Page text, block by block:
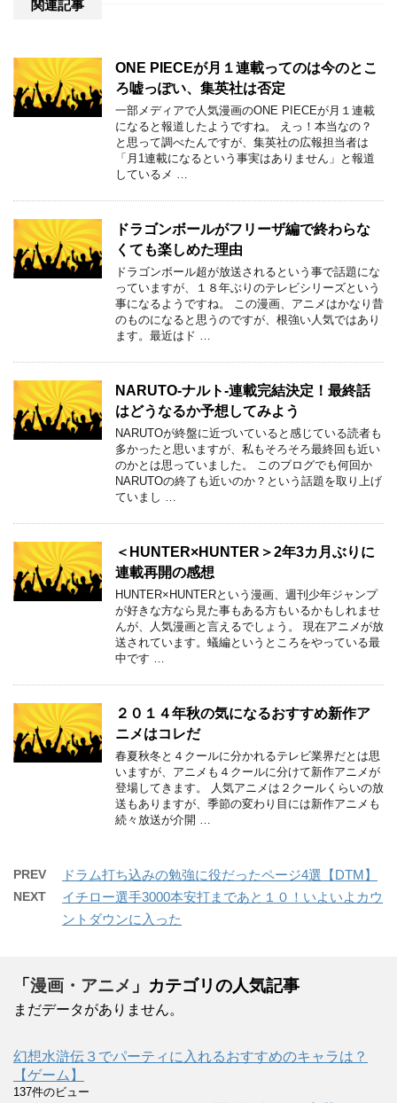
関連記事
ONE PIECEが月１連載ってのは今のとこ
ろ嘘っぽい、集英社は否定
一部メディアで人気漫画のONE PIECEが月１連載
になると報道したようですね。 えっ！本当なの？
と思って調べたんですが、集英社の広報担当者は
「月1連載になるという事実はありません」と報道
しているメ …
ドラゴンボールがフリーザ編で終わらな
くても楽しめた理由
ドラゴンボール超が放送されるという事で話題にな
っていますが、１８年ぶりのテレビシリーズという
事になるようですね。 この漫画、アニメはかなり昔
のものになると思うのですが、根強い人気ではあり
ます。最近はド …
NARUTO-ナルト-連載完結決定！最終話
はどうなるか予想してみよう
NARUTOが終盤に近づいていると感じている読者も
多かったと思いますが、私もそろそろ最終回も近い
のかとは思っていました。 このブログでも何回か
NARUTOの終了も近いのか？という話題を取り上げ
ていまし …
＜HUNTER×HUNTER＞2年3カ月ぶりに
連載再開の感想
HUNTER×HUNTERという漫画、週刊少年ジャンプ
が好きな方なら見た事もある方もいるかもしれませ
んが、人気漫画と言えるでしょう。 現在アニメが放
送されています。蟻編というところをやっている最
中です …
２０１４年秋の気になるおすすめ新作ア
ニメはコレだ
春夏秋冬と４クールに分かれるテレビ業界だとは思
いますが、アニメも４クールに分けて新作アニメが
登場してきます。 人気アニメは２クールくらいの放
送もありますが、季節の変わり目には新作アニメも
続々放送が介開 …
PREV ドラム打ち込みの勉強に役だったページ4選【DTM】
NEXT
イチロー選手3000本安打まであと１０！いよいよカウ
ントダウンに入った
「 漫画・アニメ 」カテゴリの人気記事
まだデータがありません。
幻想水滸伝３でパーティに入れるおすすめのキャラは？
【ゲーム】
137件のビュー